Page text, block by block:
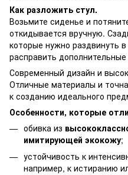
Как разложить стул.
Возьмите сиденье и
откидывается вручную.
которые нужно раздвинуть
расправить
Современный дизайн и
Отличные материалы и
к созданию идеального
Особенности, которые
обивка из
имитирующей экокожу;
устойчивость к
например, к истиранию